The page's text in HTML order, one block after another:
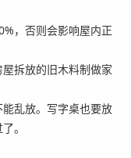
，否则会影响屋内正
拆放的旧木料制做家
乱放。写字桌也要放
。